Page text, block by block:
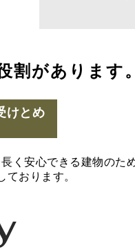
割があります。
けとめ
く安心できる建物のた
おります。